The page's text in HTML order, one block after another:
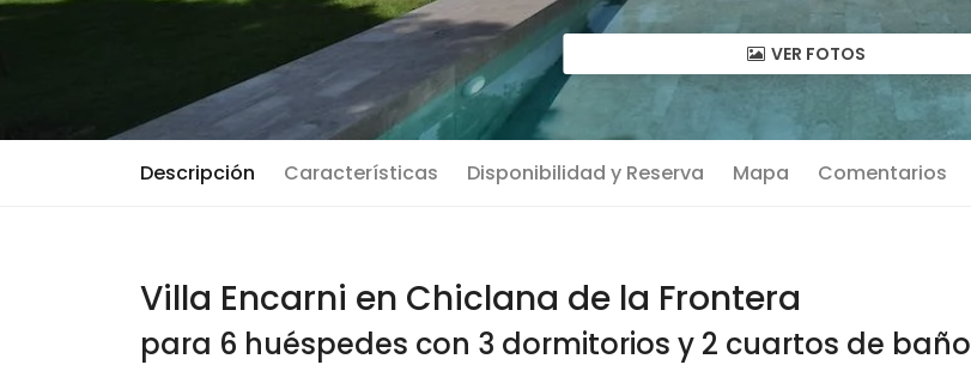
VER FOTOS
Descripción Características Disponibilidad y Reserva Mapa Comentarios
Villa Encarni en Chiclana de la Frontera
para 6 huéspedes con 3 dormitorios y 2 cuartos de baño